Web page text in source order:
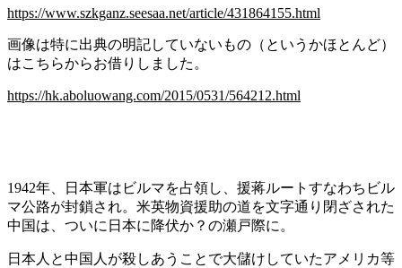
https://www.szkganz.seesaa.net/article/431864155.html
画像は特に出典の明記していないもの（というかほとんど）
はこちらからお借りしました。
https://hk.aboluowang.com/2015/0531/564212.html
1942年、日本軍はビルマを占領し、援蒋ルートすなわちビル
マ公路が封鎖され。米英物資援助の道を文字通り閉ざされた
中国は、ついに日本に降伏か？の瀬戸際に。
日本人と中国人が殺しあうことで大儲けしていたアメリカ等